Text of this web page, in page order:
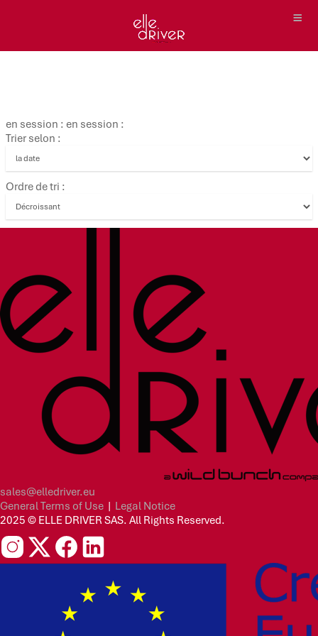
en session : en session :
Trier selon :
Ordre de tri :
sales@elledriver.eu
General Terms of Use | Legal Notice
2025 © ELLE DRIVER SAS. All Rights Reserved.